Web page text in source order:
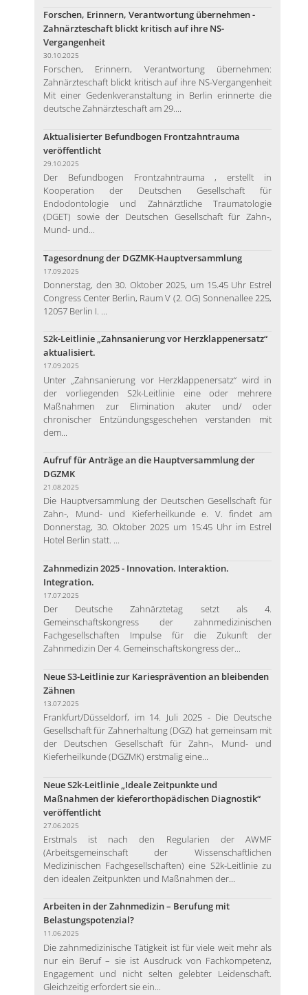
Forschen, Erinnern, Verantwortung übernehmen -
Zahnärzteschaft blickt kritisch auf ihre NS-
Vergangenheit
30.10.2025
Forschen, Erinnern, Verantwortung übernehmen:
Zahnärzteschaft blickt kritisch auf ihre NS-Vergangenheit
Mit einer Gedenkveranstaltung in Berlin erinnerte die
deutsche Zahnärzteschaft am 29....
Aktualisierter Befundbogen Frontzahntrauma
veröffentlicht
29.10.2025
Der Befundbogen Frontzahntrauma , erstellt in
Kooperation der Deutschen Gesellschaft für
Endodontologie und Zahnärztliche Traumatologie
(DGET) sowie der Deutschen Gesellschaft für Zahn-,
Mund- und...
Tagesordnung der DGZMK-Hauptversammlung
17.09.2025
Donnerstag, den 30. Oktober 2025, um 15.45 Uhr Estrel
Congress Center Berlin, Raum V (2. OG) Sonnenallee 225,
12057 Berlin I. ...
S2k-Leitlinie „Zahnsanierung vor Herzklappenersatz“
aktualisiert.
17.09.2025
Unter „Zahnsanierung vor Herzklappenersatz“ wird in
der vorliegenden S2k-Leitlinie eine oder mehrere
Maßnahmen zur Elimination akuter und/ oder
chronischer Entzündungsgeschehen verstanden mit
dem...
Aufruf für Anträge an die Hauptversammlung der
DGZMK
21.08.2025
Die Hauptversammlung der Deutschen Gesellschaft für
Zahn-, Mund- und Kieferheilkunde e. V. findet am
Donnerstag, 30. Oktober 2025 um 15:45 Uhr im Estrel
Hotel Berlin statt. ...
Zahnmedizin 2025 - Innovation. Interaktion.
Integration.
17.07.2025
Der Deutsche Zahnärztetag setzt als 4.
Gemeinschaftskongress der zahnmedizinischen
Fachgesellschaften Impulse für die Zukunft der
Zahnmedizin Der 4. Gemeinschaftskongress der...
Neue S3-Leitlinie zur Kariesprävention an bleibenden
Zähnen
13.07.2025
Frankfurt/Düsseldorf, im 14. Juli 2025 - Die Deutsche
Gesellschaft für Zahnerhaltung (DGZ) hat gemeinsam mit
der Deutschen Gesellschaft für Zahn-, Mund- und
Kieferheilkunde (DGZMK) erstmalig eine...
Neue S2k-Leitlinie „Ideale Zeitpunkte und
Maßnahmen der kieferorthopädischen Diagnostik“
veröffentlicht
27.06.2025
Erstmals ist nach den Regularien der AWMF
(Arbeitsgemeinschaft der Wissenschaftlichen
Medizinischen Fachgesellschaften) eine S2k-Leitlinie zu
den idealen Zeitpunkten und Maßnahmen der...
Arbeiten in der Zahnmedizin – Berufung mit
Belastungspotenzial?
11.06.2025
Die zahnmedizinische Tätigkeit ist für viele weit mehr als
nur ein Beruf – sie ist Ausdruck von Fachkompetenz,
Engagement und nicht selten gelebter Leidenschaft.
Gleichzeitig erfordert sie ein...